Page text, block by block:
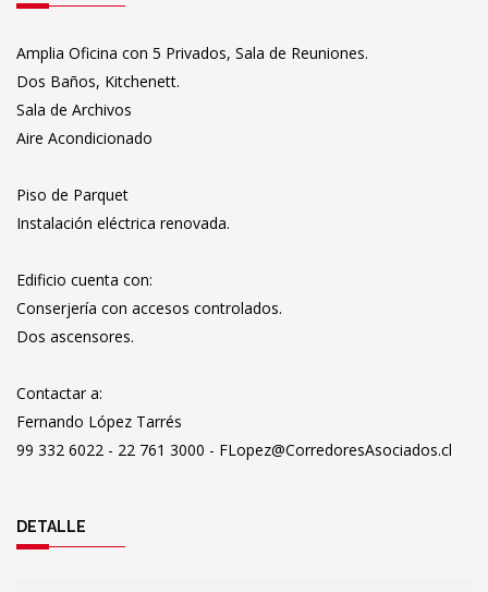
Amplia Oficina con 5 Privados, Sala de Reuniones.
Dos Baños, Kitchenett.
Sala de Archivos
Aire Acondicionado
Piso de Parquet
Instalación eléctrica renovada.
Edificio cuenta con:
Conserjería con accesos controlados.
Dos ascensores.
Contactar a:
Fernando López Tarrés
99 332 6022 - 22 761 3000 - FLopez@CorredoresAsociados.cl
DETALLE